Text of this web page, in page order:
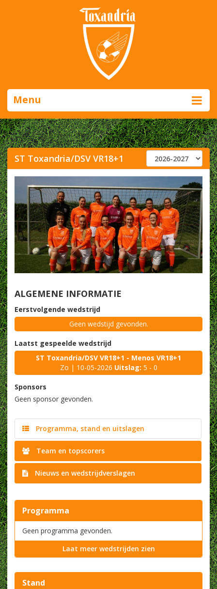
Menu
ST Toxandria/DSV VR18+1
ALGEMENE INFORMATIE
Eerstvolgende wedstrijd
Geen wedstijd gevonden.
Laatst gespeelde wedstrijd
ST Toxandria/DSV VR18+1 - Menos VR18+1
Zo | 10-05-2026 Uitslag: 5 - 0
Sponsors
Geen sponsor gevonden.
Programma, stand en uitslagen
Team en topscorers
Nieuws en wedstrijdverslagen
Programma
Geen programma gevonden.
Laat meer wedstrijden zien
Stand